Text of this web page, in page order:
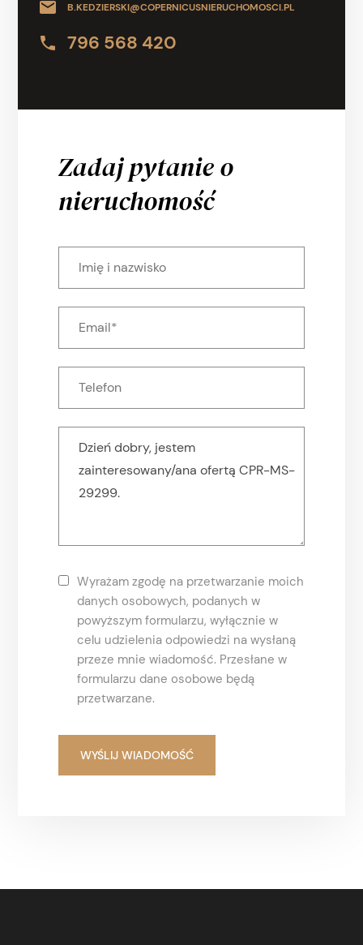
B.KEDZIERSKI@COPERNICUSNIERUCHOMOSCI.PL
796 568 420
Zadaj pytanie o
nieruchomość
Wyrażam zgodę na przetwarzanie moich
danych osobowych, podanych w
powyższym formularzu, wyłącznie w
celu udzielenia odpowiedzi na wysłaną
przeze mnie wiadomość. Przesłane w
formularzu dane osobowe będą
przetwarzane.